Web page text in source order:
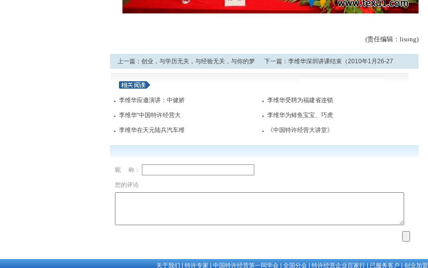
(责任编辑：lisong)
上一篇： 创业，与学历无关，与经验无关，与你的梦 下一篇： 李维华深圳讲课结束（2010年1月26-27
李维华应邀演讲：中健娇 李维华受聘为福建省连锁
李维华“中国特许经营大 李维华为鲱鱼宝宝、巧虎
李维华在天元陆兵汽车维 《中国特许经营大讲堂》
昵 称：
您的评论
关于我们 特许专家 中国特许经营第一同学会| 全国分会| 特许经营企业百家行| 已服务客户| 创业加盟